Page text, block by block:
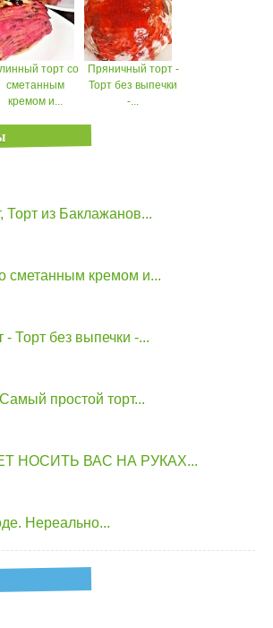
торт со
сметанным
кремом и...
Пряничный торт -
Торт без выпечки
-...
Торт из Баклажанов...
сметанным кремом и...
Торт без выпечки -...
простой торт...
НОСИТЬ ВАС НА РУКАХ...
Нереально...